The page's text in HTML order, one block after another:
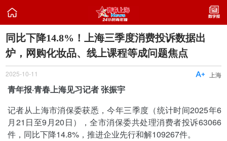

同比下降14.8%！上海三季度消费投诉数据出
炉，网购化妆品、线上课程等成问题焦点
2025-10-11 上海

青年报·青春上海见习记者 张振宇
记者从上海市消保委获悉，今年三季度（统计时间2025年6
月21日至9月20日），全市消保委共处理消费者投诉63066
件，同比下降14.8%，推进企业先行和解109267件。